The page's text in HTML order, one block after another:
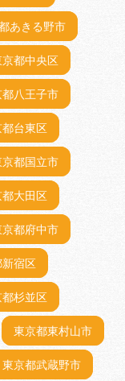
あきる野市
京都中央区
都八王子市
都台東区
京都国立市
都大田区
京都府中市
宿区
都杉並区
東京都東村山市
東京都武蔵野市